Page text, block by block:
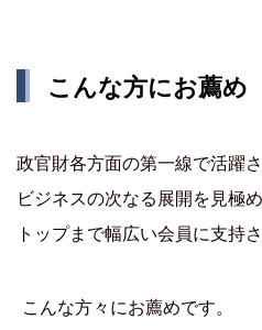
こんな方にお薦め
政官財各方面の第一線で活躍
ビジネスの次なる展開を見極
トップまで幅広い会員に支持
こんな方々にお薦めです。